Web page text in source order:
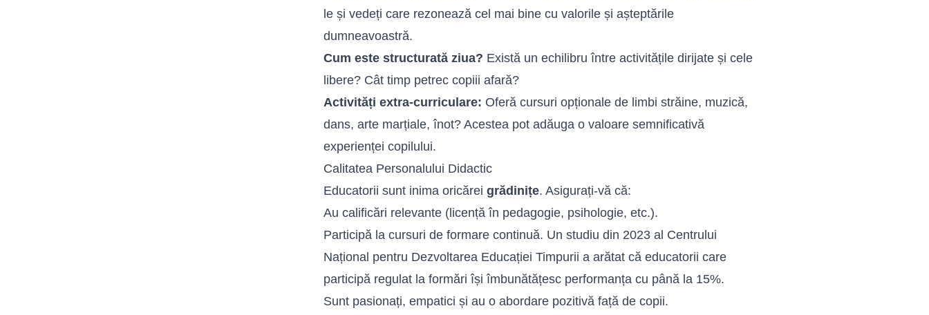
le și vedeți care rezonează cel mai bine cu valorile și așteptările
dumneavoastră.
Cum este structurată ziua? Există un echilibru între activitățile dirijate și cele
libere? Cât timp petrec copiii afară?
Activități extra-curriculare: Oferă cursuri opționale de limbi străine, muzică,
dans, arte marțiale, înot? Acestea pot adăuga o valoare semnificativă
experienței copilului.
Calitatea Personalului Didactic
Educatorii sunt inima oricărei grădinițe. Asigurați-vă că:
Au calificări relevante (licență în pedagogie, psihologie, etc.).
Participă la cursuri de formare continuă. Un studiu din 2023 al Centrului
Național pentru Dezvoltarea Educației Timpurii a arătat că educatorii care
participă regulat la formări își îmbunătățesc performanța cu până la 15%.
Sunt pasionați, empatici și au o abordare pozitivă față de copii.